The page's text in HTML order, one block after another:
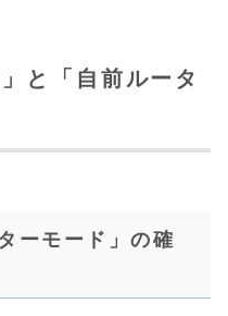
と「自前ルータ
ーモード」の確